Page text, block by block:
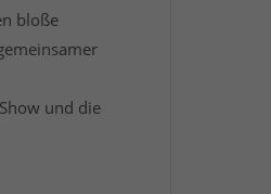
bloße
und die